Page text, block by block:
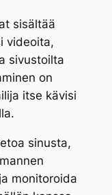
sisältää
videoita,
sivustoilta
on
itse kävisi
sinusta,
monitoroida